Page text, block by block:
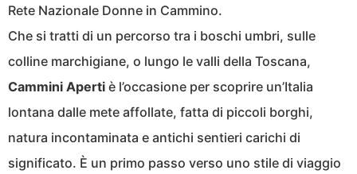
Rete Nazionale Donne in Cammino.
Che si tratti di un percorso tra i boschi umbri, sulle
colline marchigiane, o lungo le valli della Toscana,
Cammini Aperti è l’occasione per scoprire un’Italia
lontana dalle mete affollate, fatta di piccoli borghi,
natura incontaminata e antichi sentieri carichi di
significato. È un primo passo verso uno stile di viaggio